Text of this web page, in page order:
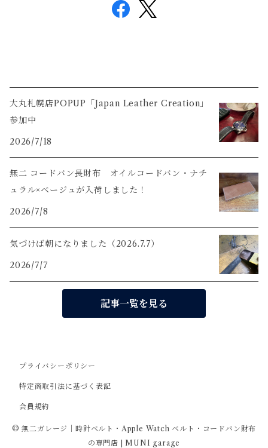
大丸札幌店POPUP「Japan Leather Creation」
参加中
2026/7/18
無二 コードバン長財布 オイルコードバン・ナチ
ュラル×ベージュが入荷しました！
2026/7/8
気づけば朝になりました（2026.7.7）
2026/7/7
記事一覧を見る
プライバシーポリシー
特定商取引法に基づく表記
会員規約
© 無二ガレージ｜時計ベルト・Apple Watch ベルト・コードバン財布
の専門店 | MUNI garage